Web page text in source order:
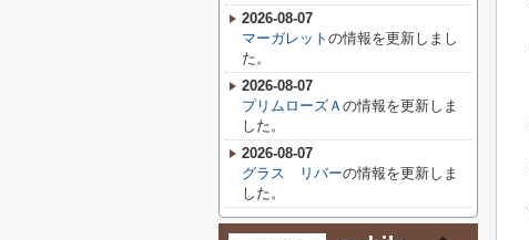
2026-08-07
マーガレット の情報を更新しまし
た。
2026-08-07
プリムローズＡ の情報を更新しま
した。
2026-08-07
グラス リバーの情報を更新しま
した。